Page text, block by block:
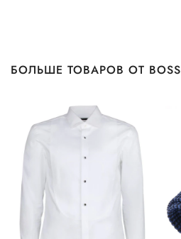
БОЛЬШЕ ТОВАРОВ ОТ BOSS